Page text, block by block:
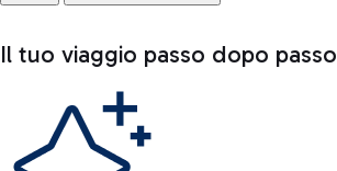
Il tuo viaggio passo dopo passo